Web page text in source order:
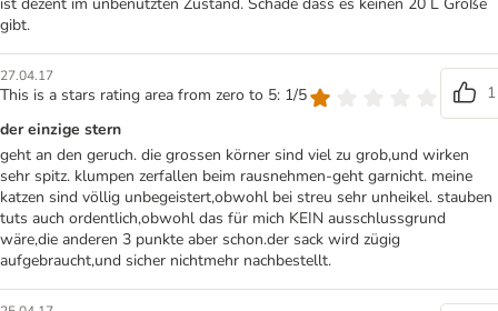
gibt.
27.04.17
This is a stars rating area from zero to 5: 1/5
1
der einzige stern
geht an den geruch. die grossen körner sind viel zu grob,und wirken
sehr spitz. klumpen zerfallen beim rausnehmen-geht garnicht. meine
katzen sind völlig unbegeistert,obwohl bei streu sehr unheikel. stauben
tuts auch ordentlich,obwohl das für mich KEIN ausschlussgrund
wäre,die anderen 3 punkte aber schon.der sack wird zügig
aufgebraucht,und sicher nichtmehr nachbestellt.